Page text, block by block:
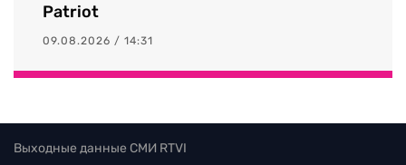
Patriot
09.08.2026 / 14:31
Выходные данные СМИ RTVI